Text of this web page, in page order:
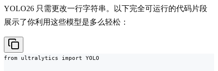
YOLO26 只需更改一行字符串。以下完全可运行的代码片段
展示了你利用这些模型是多么轻松：
from ultralytics import YOLO